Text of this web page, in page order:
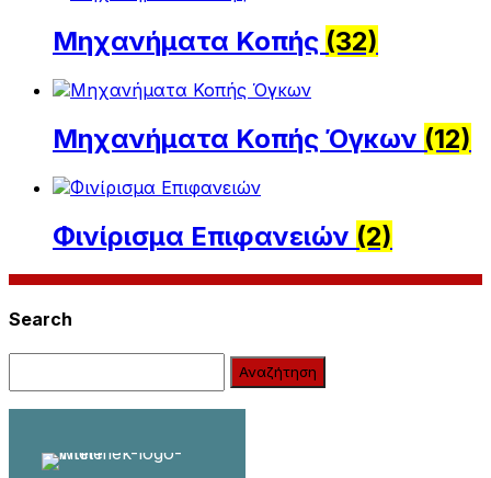
Μηχανήματα Κοπής (32)
Μηχανήματα Κοπής Όγκων (12)
Φινίρισμα Επιφανειών (2)
Search